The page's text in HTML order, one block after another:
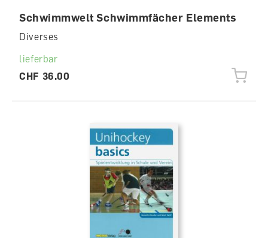
Schwimmwelt Schwimmfächer Elements
Diverses
lieferbar
CHF 36.00